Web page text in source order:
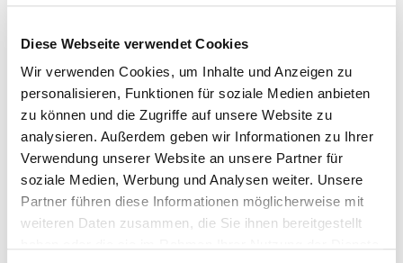
Diese Webseite verwendet Cookies
Wir verwenden Cookies, um Inhalte und Anzeigen zu
personalisieren, Funktionen für soziale Medien anbieten
zu können und die Zugriffe auf unsere Website zu
analysieren. Außerdem geben wir Informationen zu Ihrer
Verwendung unserer Website an unsere Partner für
soziale Medien, Werbung und Analysen weiter. Unsere
Partner führen diese Informationen möglicherweise mit
weiteren Daten zusammen, die Sie ihnen bereitgestellt
@nessadhs
Vanessa Ebert
ADHS und Studium? Vanessa Ebert kennt die